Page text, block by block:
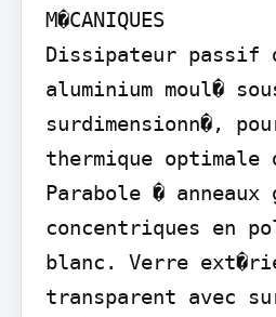
M�CANIQUES
Dissipateur passif
aluminium moul�
surdimensionn�,
thermique optimale
Parabole � anneaux
concentriques en
blanc. Verre
transparent avec